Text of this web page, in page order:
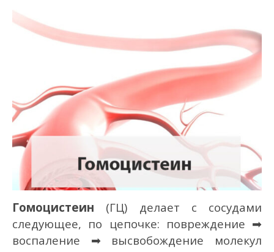
Гомоцистеин (ГЦ) делает с сосудами
следующее, по цепочке: повреждение ➡
воспаление ➡ высвобождение молекул